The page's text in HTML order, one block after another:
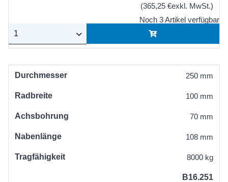
(365,25 €exkl. MwSt.)
Noch 3 Artikel verfügbar
Durchmesser 250 mm
Radbreite 100 mm
Achsbohrung 70 mm
Nabenlänge 108 mm
Tragfähigkeit 8000 kg
B16.251